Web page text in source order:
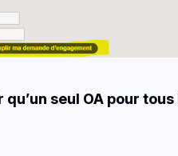
seul OA pour